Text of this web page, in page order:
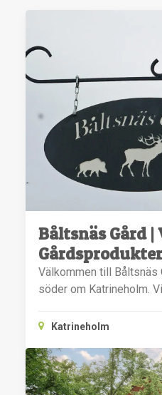
Båltsnäs Gård |
Gårdsprodukter
Välkommen till Båltsnäs
söder om Katrineholm.
Katrineholm